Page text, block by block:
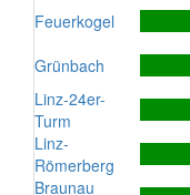
Feuerkogel
Grünbach
Linz-24er-
Turm
Linz-
Römerberg
Braunau